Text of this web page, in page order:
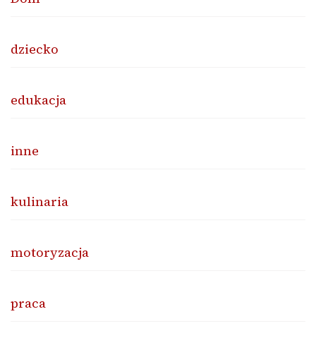
dziecko
edukacja
inne
kulinaria
motoryzacja
praca